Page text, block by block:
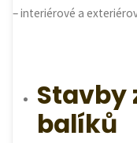
– interiérové a
Stavby
balíků